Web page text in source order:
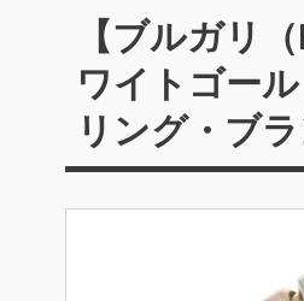
【ブルガリ
ワイトゴー
リング・ブ